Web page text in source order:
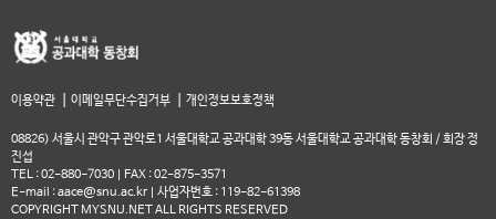
이용약관 이메일무단수집거부 개인정보보호정책
08826) 서울시 관악구 관악로1 서울대학교 공과대학 39동 서울대학교 공과대학 동창회 / 회장 정
진섭
TEL : 02-880-7030 | FAX : 02-875-3571
E-mail : aace@snu.ac.kr | 사업자번호 : 119-82-61398
COPYRIGHT MYSNU.NET ALL RIGHTS RESERVED